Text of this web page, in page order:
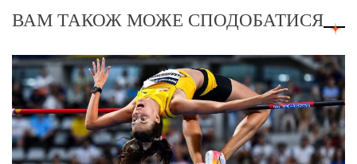
ВАМ ТАКОЖ МОЖЕ СПОДОБАТИСЯ